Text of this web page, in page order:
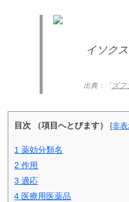
イソク
出典：「ズフ
目次 （項目へとびます） [非
1 薬効分類名
2 作用
3 適応
4 医療用医薬品